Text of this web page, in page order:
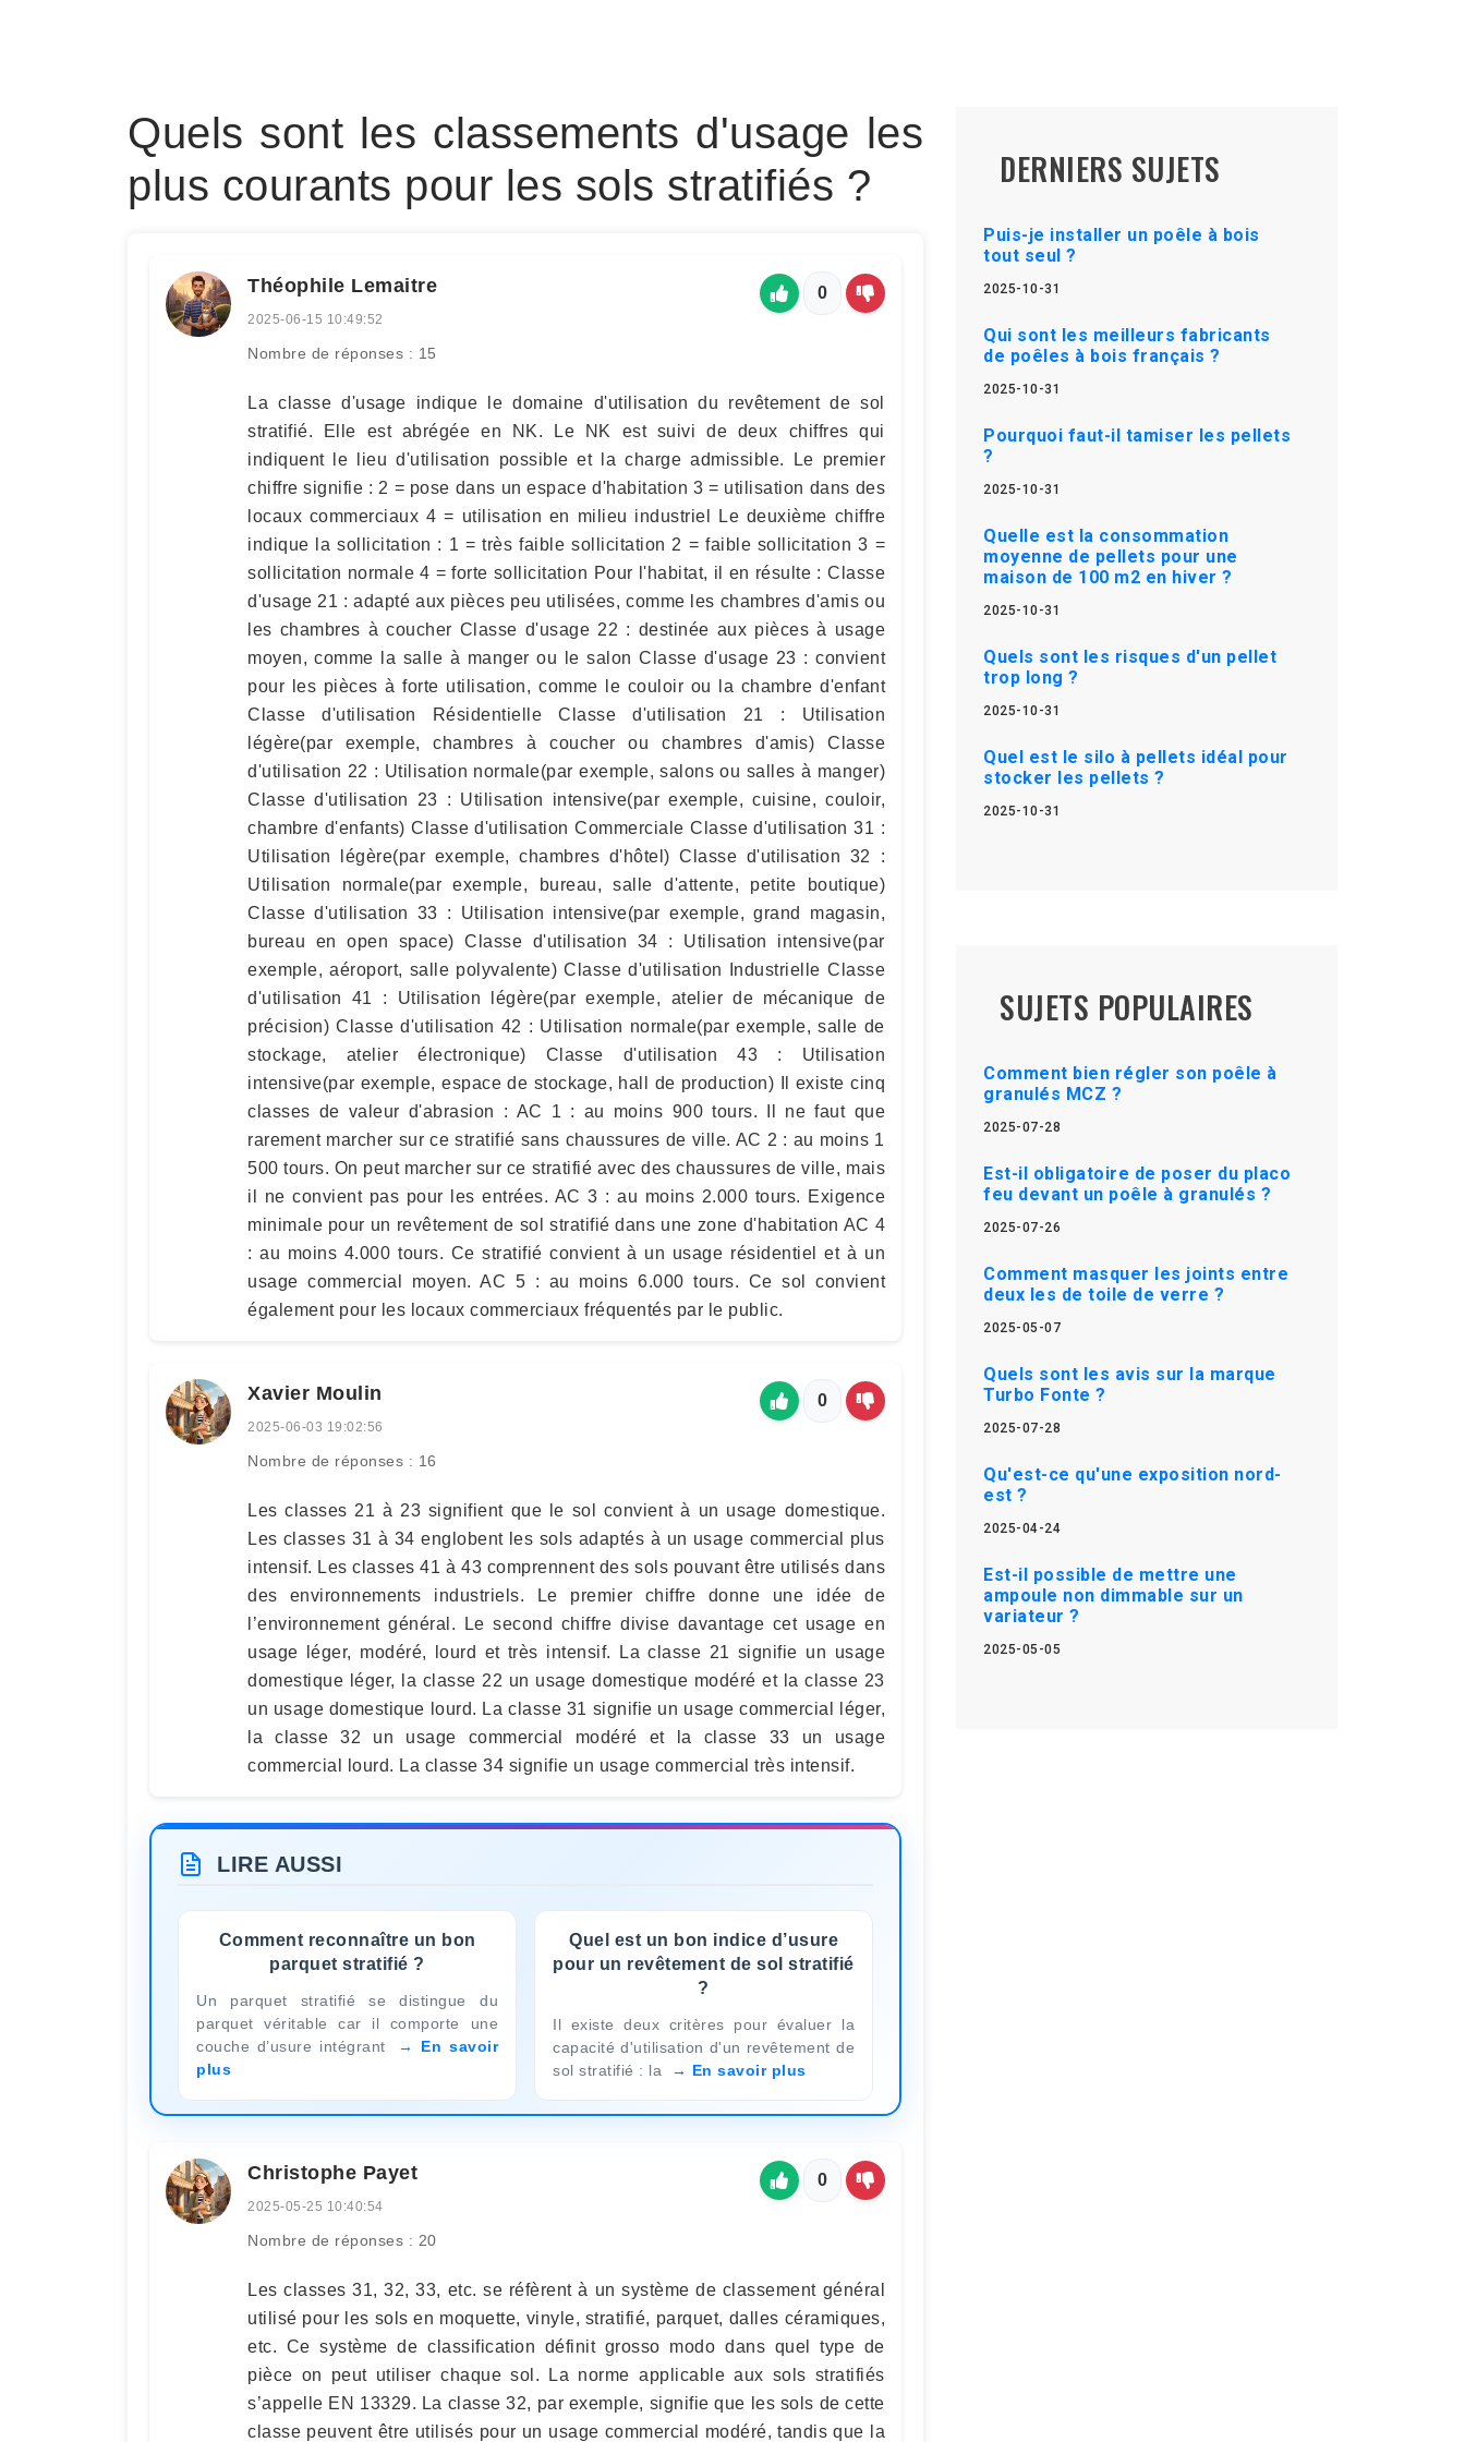
Quels sont les classements d'usage les
plus courants pour les sols stratifiés ?
Théophile Lemaitre
2025-06-15 10:49:52
Nombre de réponses : 15
0
La classe d'usage indique le domaine d'utilisation du revêtement de sol
stratifié. Elle est abrégée en NK. Le NK est suivi de deux chiffres qui
indiquent le lieu d'utilisation possible et la charge admissible. Le premier
chiffre signifie : 2 = pose dans un espace d'habitation 3 = utilisation dans des
locaux commerciaux 4 = utilisation en milieu industriel Le deuxième chiffre
indique la sollicitation : 1 = très faible sollicitation 2 = faible sollicitation 3 =
sollicitation normale 4 = forte sollicitation Pour l'habitat, il en résulte : Classe
d'usage 21 : adapté aux pièces peu utilisées, comme les chambres d'amis ou
les chambres à coucher Classe d'usage 22 : destinée aux pièces à usage
moyen, comme la salle à manger ou le salon Classe d'usage 23 : convient
pour les pièces à forte utilisation, comme le couloir ou la chambre d'enfant
Classe d'utilisation Résidentielle Classe d'utilisation 21 : Utilisation
légère(par exemple, chambres à coucher ou chambres d'amis) Classe
d'utilisation 22 : Utilisation normale(par exemple, salons ou salles à manger)
Classe d'utilisation 23 : Utilisation intensive(par exemple, cuisine, couloir,
chambre d'enfants) Classe d'utilisation Commerciale Classe d'utilisation 31 :
Utilisation légère(par exemple, chambres d'hôtel) Classe d'utilisation 32 :
Utilisation normale(par exemple, bureau, salle d'attente, petite boutique)
Classe d'utilisation 33 : Utilisation intensive(par exemple, grand magasin,
bureau en open space) Classe d'utilisation 34 : Utilisation intensive(par
exemple, aéroport, salle polyvalente) Classe d'utilisation Industrielle Classe
d'utilisation 41 : Utilisation légère(par exemple, atelier de mécanique de
précision) Classe d'utilisation 42 : Utilisation normale(par exemple, salle de
stockage, atelier électronique) Classe d'utilisation 43 : Utilisation
intensive(par exemple, espace de stockage, hall de production) Il existe cinq
classes de valeur d'abrasion : AC 1 : au moins 900 tours. Il ne faut que
rarement marcher sur ce stratifié sans chaussures de ville. AC 2 : au moins 1
500 tours. On peut marcher sur ce stratifié avec des chaussures de ville, mais
il ne convient pas pour les entrées. AC 3 : au moins 2.000 tours. Exigence
minimale pour un revêtement de sol stratifié dans une zone d'habitation AC 4
: au moins 4.000 tours. Ce stratifié convient à un usage résidentiel et à un
usage commercial moyen. AC 5 : au moins 6.000 tours. Ce sol convient
également pour les locaux commerciaux fréquentés par le public.
Xavier Moulin
2025-06-03 19:02:56
Nombre de réponses : 16
0
Les classes 21 à 23 signifient que le sol convient à un usage domestique.
Les classes 31 à 34 englobent les sols adaptés à un usage commercial plus
intensif. Les classes 41 à 43 comprennent des sols pouvant être utilisés dans
des environnements industriels. Le premier chiffre donne une idée de
l’environnement général. Le second chiffre divise davantage cet usage en
usage léger, modéré, lourd et très intensif. La classe 21 signifie un usage
domestique léger, la classe 22 un usage domestique modéré et la classe 23
un usage domestique lourd. La classe 31 signifie un usage commercial léger,
la classe 32 un usage commercial modéré et la classe 33 un usage
commercial lourd. La classe 34 signifie un usage commercial très intensif.
LIRE AUSSI
Comment reconnaître un bon
parquet stratifié ?
Un parquet stratifié se distingue du
parquet véritable car il comporte une
couche d’usure intégrant
En savoir
plus
Quel est un bon indice d’usure
pour un revêtement de sol stratifié
?
Il existe deux critères pour évaluer la
capacité d'utilisation d'un revêtement de
sol stratifié : la
En savoir plus
Christophe Payet
2025-05-25 10:40:54
Nombre de réponses : 20
0
Les classes 31, 32, 33, etc. se réfèrent à un système de classement général
utilisé pour les sols en moquette, vinyle, stratifié, parquet, dalles céramiques,
etc. Ce système de classification définit grosso modo dans quel type de
pièce on peut utiliser chaque sol. La norme applicable aux sols stratifiés
s’appelle EN 13329. La classe 32, par exemple, signifie que les sols de cette
classe peuvent être utilisés pour un usage commercial modéré, tandis que la
DERNIERS SUJETS
Puis-je installer un poêle à bois
tout seul ?
2025-10-31
Qui sont les meilleurs fabricants
de poêles à bois français ?
2025-10-31
Pourquoi faut-il tamiser les pellets
?
2025-10-31
Quelle est la consommation
moyenne de pellets pour une
maison de 100 m2 en hiver ?
2025-10-31
Quels sont les risques d'un pellet
trop long ?
2025-10-31
Quel est le silo à pellets idéal pour
stocker les pellets ?
2025-10-31
SUJETS POPULAIRES
Comment bien régler son poêle à
granulés MCZ ?
2025-07-28
Est-il obligatoire de poser du placo
feu devant un poêle à granulés ?
2025-07-26
Comment masquer les joints entre
deux les de toile de verre ?
2025-05-07
Quels sont les avis sur la marque
Turbo Fonte ?
2025-07-28
Qu'est-ce qu'une exposition nord-
est ?
2025-04-24
Est-il possible de mettre une
ampoule non dimmable sur un
variateur ?
2025-05-05